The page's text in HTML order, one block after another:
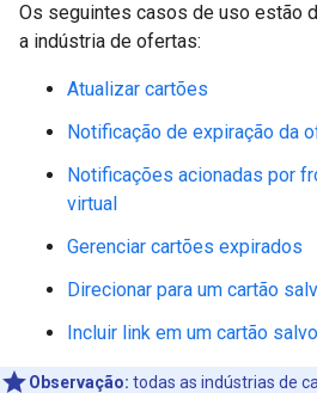
Os seguintes casos de uso estão
a indústria de ofertas:
Atualizar cartões
Notificação de expiração da
Notificações acionadas por
virtual
Gerenciar cartões expirados
Direcionar para um cartão
Incluir link em um cartão salvo
Observação: todas as indústrias de